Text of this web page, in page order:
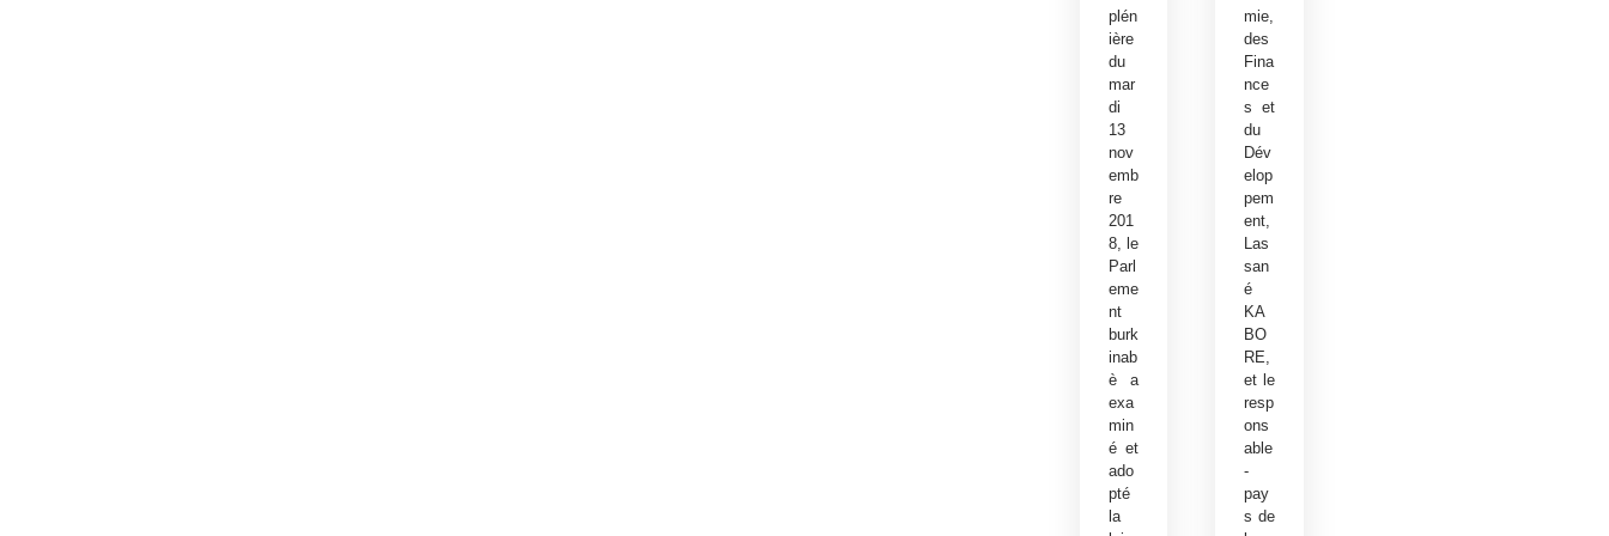
plén
ière
du
mar
di
13
nov
emb
re
201
8, le
Parl
eme
nt
burk
inab
è a
exa
min
é et
ado
pté
la
mie,
des
Fina
nce
s et
du
Dév
elop
pem
ent,
Las
san
é
KA
BO
RE,
et le
resp
ons
able
-
pay
s de